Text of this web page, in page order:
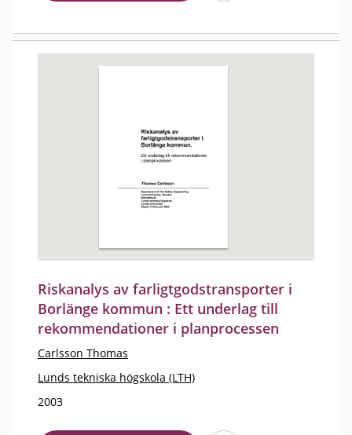
Riskanalys av farligtgodstransporter i
Borlänge kommun : Ett underlag till
rekommendationer i planprocessen
Carlsson Thomas
Lunds tekniska högskola (LTH)
2003